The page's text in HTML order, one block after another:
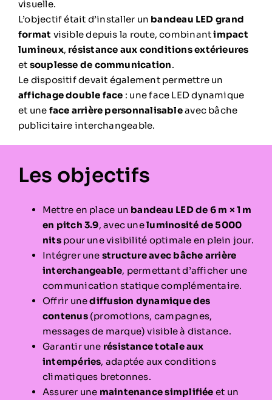
visuelle.
L’objectif était d’installer un bandeau LED grand
format visible depuis la route, combinantimpact
lumineux, résistance aux conditions extérieures
et souplesse de communication.
Le dispositif devait également permettre un
affichage double face : une face LED dynamique
et une face arrière personnalisableavec bâche
publicitaire interchangeable.
Les objectifs
Mettre en place un bandeau LED de 6 m × 1 m
en pitch 3.9, avec uneluminosité de 5000
nitspour une visibilité optimale en plein jour.
Intégrer une structure avec bâche arrière
interchangeable, permettant d’afficher une
communication statique complémentaire.
Offrir unediffusion dynamique des
contenus(promotions, campagnes,
messages de marque) visible à distance.
Garantir une résistance totale aux
intempéries, adaptée aux conditions
climatiques bretonnes.
Assurer une maintenance simplifiée et un